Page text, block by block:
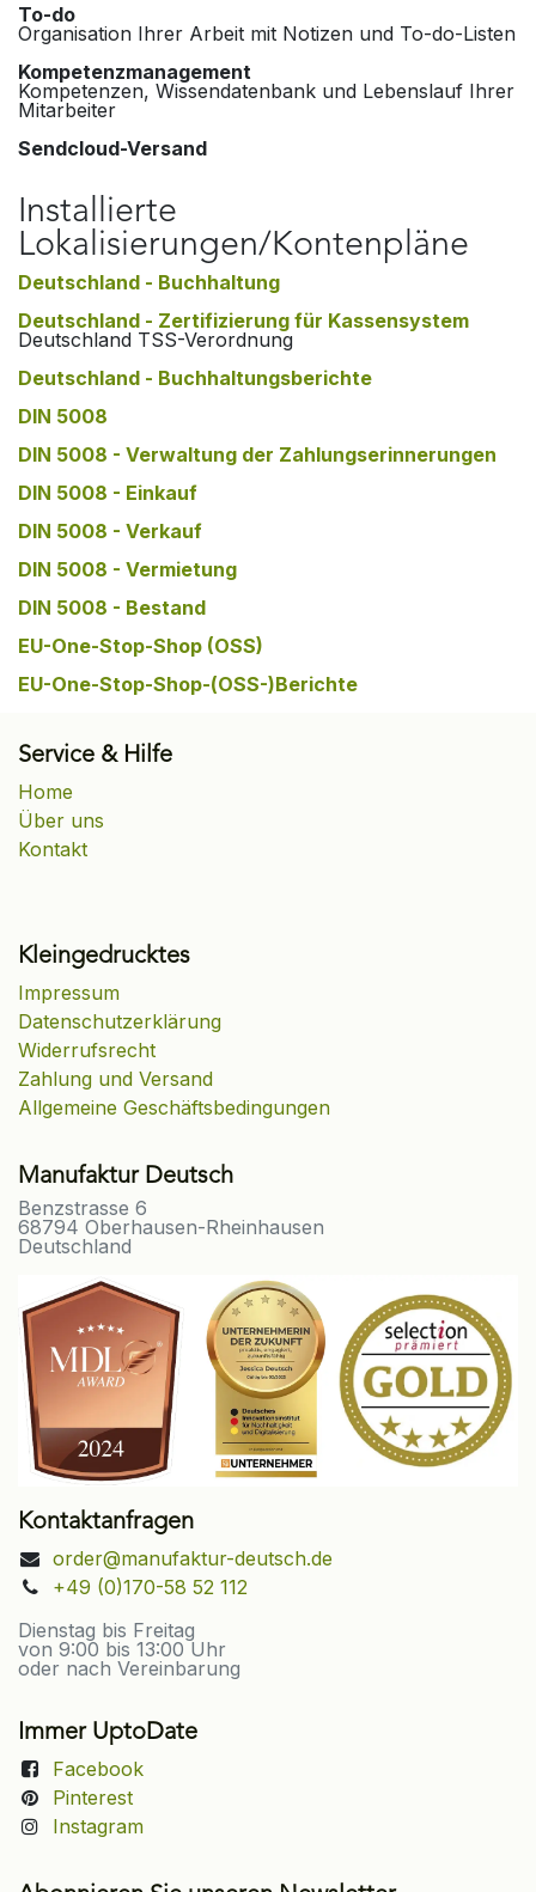
To-do
Organisation Ihrer Arbeit mit Notizen und To-do-Listen
Kompetenzmanagement
Kompetenzen, Wissendatenbank und Lebenslauf Ihrer
Mitarbeiter
Sendcloud-Versand
Installierte
Lokalisierungen/Kontenpläne
Deutschland - Buchhaltung
Deutschland - Zertifizierung für Kassensystem
Deutschland TSS-Verordnung
Deutschland - Buchhaltungsberichte
DIN 5008
DIN 5008 - Verwaltung der Zahlungserinnerungen
DIN 5008 - Einkauf
DIN 5008 - Verkauf
DIN 5008 - Vermietung
DIN 5008 - Bestand
EU-One-Stop-Shop (OSS)
EU-One-Stop-Shop-(OSS-)Berichte
Service & Hilfe
Home
Über uns
Kontakt
Kleingedrucktes
Impressum
Datenschutzerklärung
Widerrufsrecht
Zahlung und Versand
Allgemeine Geschäftsbedingungen
Manufaktur Deutsch
Benzstrasse 6
68794 Oberhausen-Rheinhausen
Deutschland
Kontaktanfragen
order@manufaktur-deutsch.de
+49 (0)170-58 52 112
Dienstag bis Freitag
von 9:00 bis 13:00 Uhr
oder nach Vereinbarung
Immer UptoDate
Facebook
Pinterest
Instagram